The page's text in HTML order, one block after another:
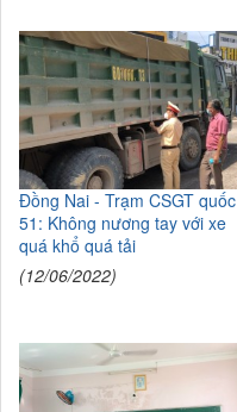
Đồng Nai - Trạm CSGT
51: Không nương tay với xe
quá khổ quá tải
(12/06/2022)